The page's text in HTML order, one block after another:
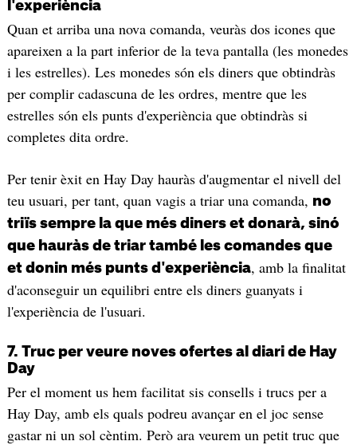
l'experiència
Quan et arriba una nova comanda, veuràs dos icones que
apareixen a la part inferior de la teva pantalla (les monedes
i les estrelles). Les monedes són els diners que obtindràs
per complir cadascuna de les ordres, mentre que les
estrelles són els punts d'experiència que obtindràs si
completes dita ordre.
Per tenir èxit en Hay Day hauràs d'augmentar el nivell del
teu usuari, per tant, quan vagis a triar una comanda, no
triïs sempre la que més diners et donarà, sinó
que hauràs de triar també les comandes que
et donin més punts d'experiència, amb la finalitat
d'aconseguir un equilibri entre els diners guanyats i
l'experiència de l'usuari.
7. Truc per veure noves ofertes al diari de Hay
Day
Per el moment us hem facilitat sis consells i trucs per a
Hay Day, amb els quals podreu avançar en el joc sense
gastar ni un sol cèntim. Però ara veurem un petit truc que